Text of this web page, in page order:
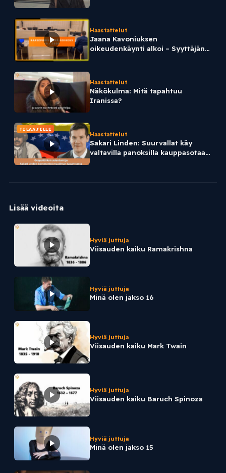
Haastattelut
Jaana Kavoniuksen
oikeudenkäynti alkoi – Syyttäjän
Haastattelut
Näkökulma: Mitä tapahtuu
Iranissa?
TILAAJILLE
Haastattelut
Sakari Linden: Suurvallat käy
valtavilla panoksilla kauppasotaa –
Tilanne on vakava
Lisää videoita
Hyviä juttuja
Viisauden kaiku Ramakrishna
Hyviä juttuja
Minä olen jakso 16
Hyviä juttuja
Viisauden kaiku Mark Twain
Hyviä juttuja
Viisauden kaiku Baruch Spinoza
Hyviä juttuja
Minä olen jakso 15